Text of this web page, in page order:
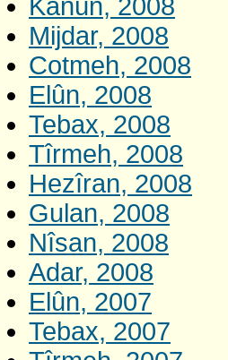
Kanûn, 2008
Mijdar, 2008
Cotmeh, 2008
Elûn, 2008
Tebax, 2008
Tîrmeh, 2008
Hezîran, 2008
Gulan, 2008
Nîsan, 2008
Adar, 2008
Elûn, 2007
Tebax, 2007